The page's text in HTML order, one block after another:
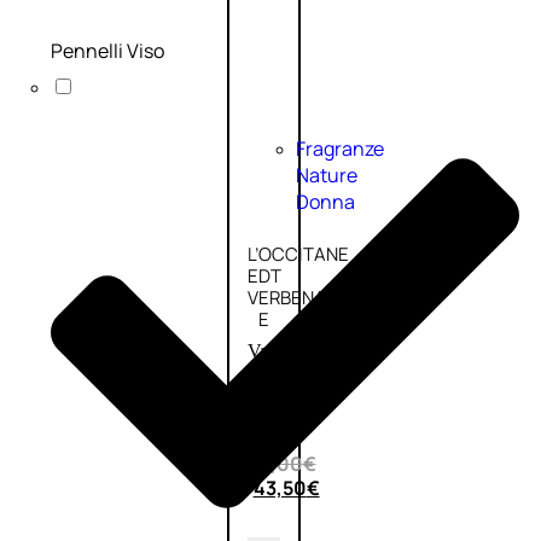
Fragranze
Nature
Donna
L’OCCITANE
EDT
VERBENA
E
Valutato
58,00€
43,50€
Pennelli Viso